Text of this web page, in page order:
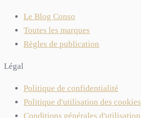
Le Blog Conso
Toutes les marques
Règles de publication
Légal
Politique de confidentialité
Politique d'utilisation des cookies
Conditions générales d'utilisation